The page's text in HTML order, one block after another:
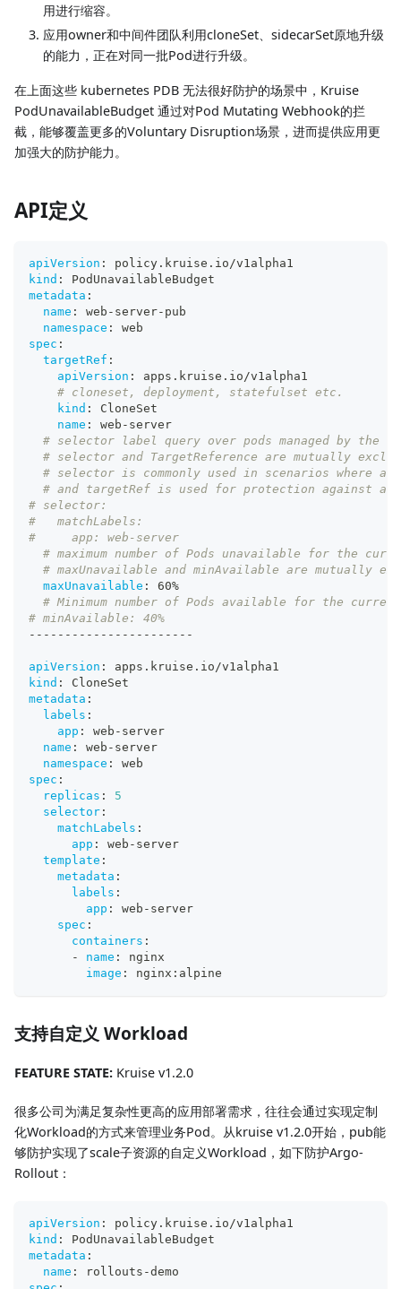
用进行缩容。
应用owner和中间件团队利用cloneSet、sidecarSet原地升级
的能力，正在对同一批Pod进行升级。
在上面这些 kubernetes PDB 无法很好防护的场景中，Kruise
PodUnavailableBudget 通过对Pod Mutating Webhook的拦
截，能够覆盖更多的Voluntary Disruption场景，进而提供应用更
加强大的防护能力。
API定义
apiVersion :
policy.kruise.io/v1alpha1
kind :
PodUnavailableBudget
metadata :
name : web - server- pub
namespace :
web
spec :
targetRef :
apiVersion :
apps.kruise.io/v1alpha1
# cloneset, deployment, statefulset etc.
kind :
CloneSet
name : web - server
# selector label query over pods managed by the
# selector and TargetReference are mutually
# selector is commonly used in scenarios where
# and targetRef is used for protection against a
# selector:
#   matchLabels:
#     app: web-server
# maximum number of Pods unavailable for the
# maxUnavailable and minAvailable are
maxUnavailable :
60%
# Minimum number of Pods available for the
# minAvailable: 40%
--- --- --- --- --- --- --- - -
apiVersion :
apps.kruise.io/v1alpha1
kind :
CloneSet
metadata :
labels :
app : web - server
name : web - server
namespace :
web
spec :
replicas :
5
selector :
matchLabels :
app : web - server
template :
metadata :
labels :
app : web - server
spec :
containers :
-
name :
nginx
image : nginx : alpine
支持自定义 Workload
FEATURE STATE: Kruise v1.2.0
很多公司为满足复杂性更高的应用部署需求，往往会通过实现定制
化Workload的方式来管理业务Pod。从kruise v1.2.0开始，pub能
够防护实现了scale子资源的自定义Workload，如下防护Argo-
Rollout：
apiVersion :
policy.kruise.io/v1alpha1
kind :
PodUnavailableBudget
metadata :
name : rollouts -demo